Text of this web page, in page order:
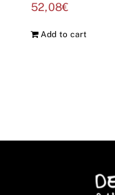
52,08€
Add to cart